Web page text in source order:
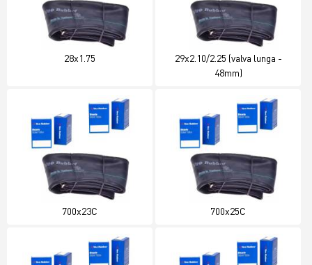
28x1.75
29x2.10/2.25 (valva lunga -
48mm)
700x23C 700x25C